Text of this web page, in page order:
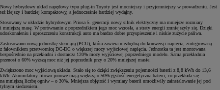
Nowy hybrydowy układ napędowy typu plug-in Toyoty jest mocniejszy i przyjemniejszy w prowadzeniu. Jest
też lżejszy i bardziej kompaktowy, a jednocześnie bardziej wydajny.
Stosowany w układzie hybrydowym Priusa 5. generacji nowy silnik elektryczny ma mniejsze rozmiary
i mniejszą masę. W porównaniu z poprzednikiem jego moc wzrosła, a straty energii zmniejszyły się. Dzięki
udoskonaleniu i uproszczeniu konstrukcji auto ma bardzo dobre przyspieszenie i niskie zużycie paliwa.
Zastosowano nową jednostkę sterującą (PCU), która zawiera niezbędną do konwersji napięcia, zintegrowaną
z falownikiem przetwornicę DC-DC o większej mocy wyjściowej napięcia. Jednostka ta jest montowana
bezpośrednio na przekładni i dostarcza 120% mocy wyjściowej poprzedniego modelu. Sama przekładnia
przenosi o 60% wyższą moc niż jej poprzednik przy o 20% mniejszej masie.
Zwiększono moc wyjściową układu. Stało się to dzięki zwiększeniu pojemności baterii z 8,8 kWh do 13,6
kWh. Akumulatory litowo-jonowe mają większą o 50% gęstość energetyczna baterii, co przekłada się
na mniejszą liczbę ogniw – o 30%. Mniejsza objętość i wymiary baterii umożliwiły zainstalowanie jej pod
tylnym siedzeniem.